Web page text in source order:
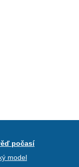
počasí
model